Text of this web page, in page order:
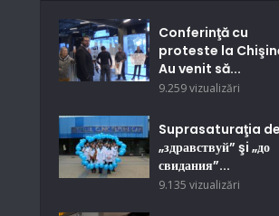
Conferinţă cu
proteste la
Au venit să...
9.259 vizualizări
Suprasaturaţia de
„здравствуй” şi „до
свидания”...
9.135 vizualizări